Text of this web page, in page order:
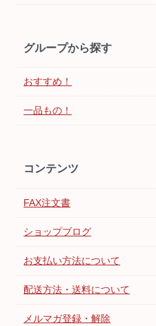
グループから探す
おすすめ！
一品もの！
コンテンツ
FAX注文書
ショップブログ
お支払い方法について
配送方法・送料について
メルマガ登録・解除